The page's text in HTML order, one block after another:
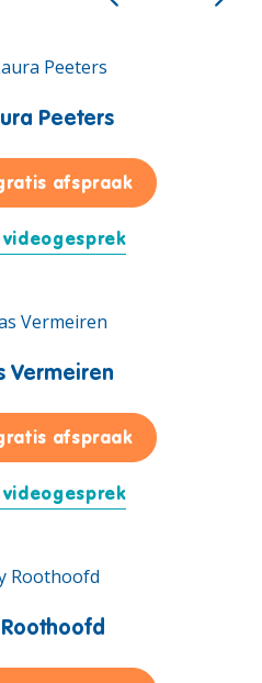
Peeters
afspraakvoor Anna
videogesprek
Vermeiren
afspraakvoor Matthias
videogesprek